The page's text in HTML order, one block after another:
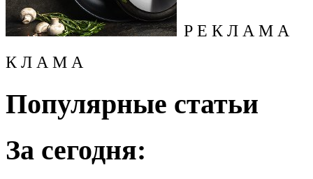
Р Е К Л А М А
К Л А М А
Популярные статьи
За сегодня: